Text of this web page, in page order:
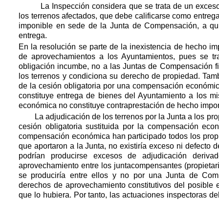
 La Inspección considera que se trata de un
los terrenos afectados, que debe calificarse como
imponible en sede de la Junta de Compensación, a
entrega.
En la resolución se parte de la inexistencia de hecho
de aprovechamientos a los Ayuntamientos, pues se
obligación incumbe, no a las Juntas de Compensación
los terrenos y condiciona su derecho de propiedad.
de la cesión obligatoria por una compensación
constituye entrega de bienes del Ayuntamiento a los
económica no constituye contraprestación de hecho
La adjudicación de los terrenos por la Junta a los
cesión obligatoria sustituida por la compensación
compensación económica han participado todos los
que aportaron a la Junta, no existiría exceso ni defecto
podrían producirse excesos de adjudicación
aprovechamiento entre los juntacompensantes
se produciría entre ellos y no por una Junta de
derechos de aprovechamiento constitutivos del posible
que lo hubiera. Por tanto, las actuaciones inspectoras